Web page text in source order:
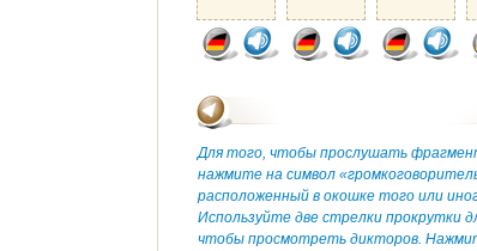
Для того, чтобы прослушать
нажмите на символ
расположенный в окошке того или
Используйте две стрелки прокрутки
чтобы просмотреть дикторов.